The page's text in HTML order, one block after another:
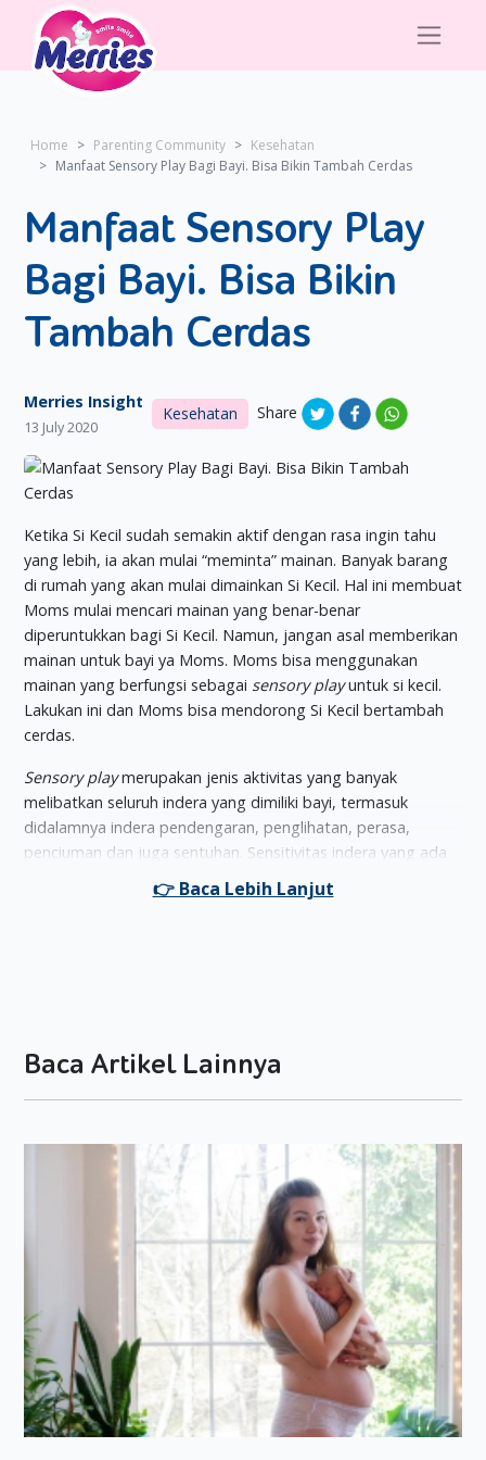
Home Parenting Community
Kesehatan
Manfaat Sensory Play Bagi Bayi. Bisa Bikin Tambah Cerdas
Manfaat Sensory Play
Bagi Bayi. Bisa Bikin
Tambah Cerdas
Merries Insight
13 July 2020
Kesehatan Share
Ketika Si Kecil sudah semakin aktif dengan rasa ingin tahu
yang lebih, ia akan mulai “meminta” mainan. Banyak barang
di rumah yang akan mulai dimainkan Si Kecil. Hal ini membuat
Moms mulai mencari mainan yang benar-benar
diperuntukkan bagi Si Kecil. Namun, jangan asal memberikan
mainan untuk bayi ya Moms. Moms bisa menggunakan
mainan yang berfungsi sebagai sensory playuntuk si kecil.
Lakukan ini dan Moms bisa mendorong Si Kecil bertambah
cerdas.
Sensory playmerupakan jenis aktivitas yang banyak
melibatkan seluruh indera yang dimiliki bayi, termasuk
didalamnya indera pendengaran, penglihatan, perasa,
penciuman dan juga sentuhan. Sensitivitas indera yang ada
di tubuh bayi merupakan hal penting yang harus terus
diasah. Bahkan hal itu juga termasuk dalam indikator proses
pertumbuhannya bisa berjalan dengan baik. Selain itu,
melalui aktivitas tersebut juga, ikatan antara Moms dengan
Si Kecil bisa bertambah erat. Karena banyak melakukan
aktivitas secara bersama-sama.
Beberapa artis juga sudah menyediakansensory playuntuk
Si Kecil. Seperti Raisa yang membuat aktivitas seru itu untuk
sang anak, dia menyediakan
water beadsatau kelereng
warna-warni yang bisa dimainkan anak.
Biasanya Si Kecil akan lebih bersemangat ketika Moms
mengajaknya bermain yang berhubungan dengansensory
Baca Artikel Lainnya